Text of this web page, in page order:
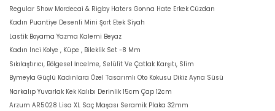
Regular Show Mordecai & Rigby Haters Gonna Hate Erkek Cüzdan
Kadın Puantiye Desenli Mini Şort Etek Siyah
Lastik Boyama Yazma Kalemi Beyaz
Kadın Inci Kolye , Küpe , Bileklik Set -8 Mm
Sıkılaştırıcı, Bölgesel İncelme, Selülit Ve Çatlak Karşıtı, Slim
Bymeyla Güçlü Kadınlara Özel Tasarımlı Oto Kokusu Dikiz Ayna Süsü
Narkalıp Yuvarlak Kek Kalıbı Derinlik 15cm Çap 12cm
Arzum AR5028 Lisa XL Saç Maşası Seramik Plaka 32mm